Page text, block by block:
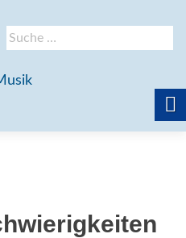
Suche
nach:
NAVIGATION